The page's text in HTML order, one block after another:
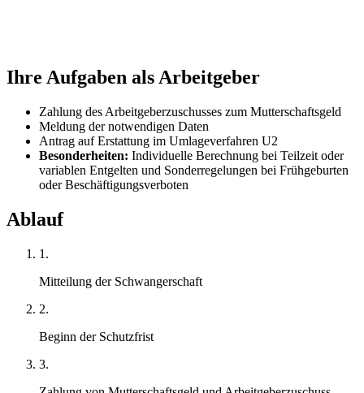
Ihre Aufgaben als Arbeitgeber
Zahlung des Arbeitgeberzuschusses zum Mutterschaftsgeld
Meldung der notwendigen Daten
Antrag auf Erstattung im Umlageverfahren U2
Besonderheiten: Individuelle Berechnung bei Teilzeit oder
variablen Entgelten und Sonderregelungen bei Frühgeburten
oder Beschäftigungsverboten
Ablauf
1.
Mitteilung der Schwangerschaft
2.
Beginn der Schutzfrist
3.